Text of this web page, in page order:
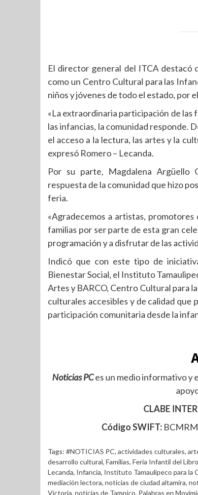
El director general del ITCA destacó
como un Centro Cultural para las
niños y jóvenes de todo el estado, por
«La extraordinaria participación de las
las infancias, la comunidad responde.
el acceso a la lectura, las artes y la
expresó Romero – Lecanda.
Por su parte, Magdalena Argüello
respuesta de la comunidad que hizo
feria.
«Agradecemos a artistas,
familias por ser parte de esta gran
programación y a disfrutar de las
Indicó que con este tipo de
Bienestar Social, el Instituto
Artes y BARCO, Centro Cultural para
culturales accesibles y de calidad que
participación comunitaria desde la
Noticias PCes un medio informativo y
CLABE
Código SWIFT:
Tags: #NOTICIAS PC, actividades culturales,
desarrollo cultural, Familias, Feria Infantil del
Lecanda, Infancia, Instituto Tamaulipeco para la
mediación lectora, noticias de ciudad altamira,
Victoria, noticias de Tampico, Palabras en